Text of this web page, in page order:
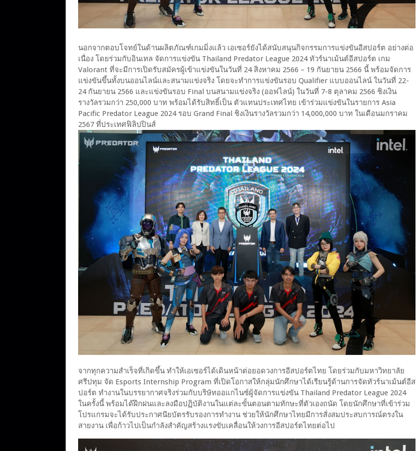
นอกจากตอบโจทย์ในด้านผลิตภัณฑ์เกมมิ่งแล้ว เอเซอร์ยังได้สนับสนุนกิจกรรมการแข่งขันอีสปอร์ต อย่างต่อ
เนื่อง โดยร่วมกับอินเทล จัดการแข่งขัน Thailand Predator League 2024 ทัวร์นาเม้นต์อีสปอร์ต เกม
Valorant ที่จะมีการเปิดรับสมัครผู้เข้าแข่งขันในวันที่ 24 สิงหาคม 2566 – 19 กันยายน 2566 นี้ พร้อมจัดการ
แข่งขันขึ้นทั้งบนออนไลน์และสนามแข่งจริง โดยจะทำการแข่งขันรอบ Qualifier แบบออนไลน์ ในวันที่ 22-
24 กันยายน 2566 และแข่งขันรอบ Final บนสนามแข่งจริง (ออฟไลน์) ในวันที่ 7-8 ตุลาคม 2566 ชิงเงิน
รางวัลรวมกว่า 250,000 บาท พร้อมได้รับสิทธิ์เป็น ตัวแทนประเทศไทย เข้าร่วมแข่งขันในรายการ Asia
Pacific Predator League 2024 รอบ Grand Final ชิงเงินรางวัลรวมกว่า 14,000,000 บาท ในเดือนมกราคม
2567 ที่ประเทศฟิลิปปินส์
จากทุกความสำเร็จที่เกิดขึ้น ทำให้เอเซอร์ได้เดินหน้าต่อยอดวงการอีสปอร์ตไทย โดยร่วมกับมหาวิทยาลัย
ศรีปทุม จัด Esports Internship Program ที่เปิดโอกาสให้กลุ่มนักศึกษาได้เรียนรู้ด้านการจัดทัวร์นาเม้นต์อีส
ปอร์ต ทำงานในบรรยากาศจริงร่วมกับบริษัทออแกไนซ์ผู้จัดการแข่งขัน Thailand Predator League 2024
ในครั้งนี้ พร้อมได้ฝึกฝนและลงมือปฏิบัติงานในแต่ละขั้นตอนตามทักษะที่ตัวเองถนัด โดยนักศึกษาที่เข้าร่วม
โปรแกรมจะได้รับประกาศนียบัตรรับรองการทำงาน ช่วยให้นักศึกษาไทยมีการสั่งสมประสบการณ์ตรงใน
สายงาน เพื่อก้าวไปเป็นกำลังสำคัญสร้างแรงขับเคลื่อนให้วงการอีสปอร์ตไทยต่อไป